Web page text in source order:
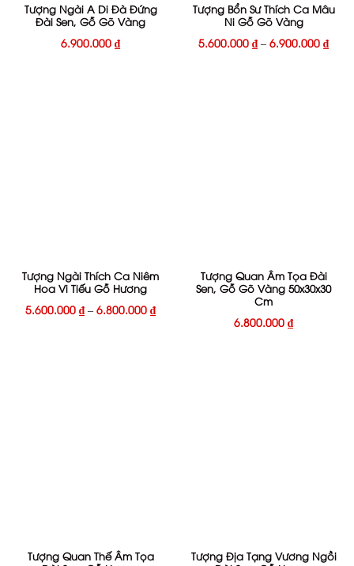
Tượng Ngài A Di Đà Đứng
Đài Sen, Gỗ Gõ Vàng
6.900.000 ₫
Tượng Bổn Sư Thích Ca Mâu
Ni Gỗ Gõ Vàng
5.600.000 ₫ – 6.900.000 ₫
Tượng Ngài Thích Ca Niêm
Hoa Vi Tiếu Gỗ Hương
5.600.000 ₫ – 6.800.000 ₫
Tượng Quan Âm Tọa Đài
Sen, Gỗ Gõ Vàng 50x30x30
Cm
6.800.000 ₫
Tượng Quan Thế Âm Tọa
Tượng Địa Tạng Vương Ngồi